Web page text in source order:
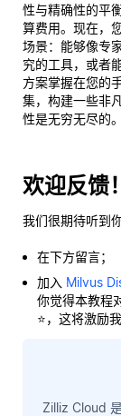
性与精确性的平
算费用。现在，
场景：能够像专
究的工具，或者
方案掌握在您的
集，构建一些非
性是无穷无尽的
欢迎反馈！
我们很期待听到
在下方留言；
加入 Milvus
你觉得本教程
⭐，这将激励
Zilliz Cloud